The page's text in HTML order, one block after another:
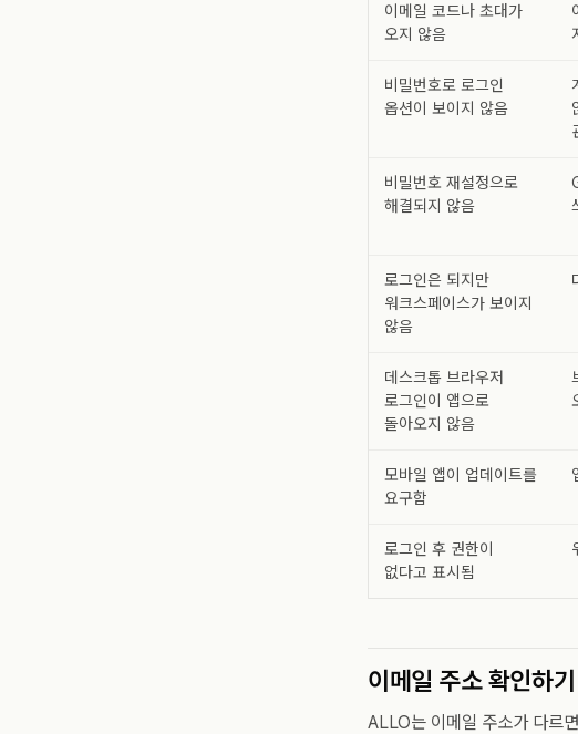
이메일 코드나 초대가
오지 않음
비밀번호로 로그인
옵션이 보이지 않음
비밀번호 재설정으로
해결되지 않음
로그인은 되지만
워크스페이스가 보이지
않음
데스크톱 브라우저
로그인이 앱으로
돌아오지 않음
모바일 앱이 업데이트를
요구함
로그인 후 권한이
없다고 표시됨
이메일 주소 확인하기
ALLO는 이메일 주소가 다르